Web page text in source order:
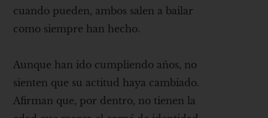
cuando pueden, ambos salen a bailar
como siempre han hecho.
Aunque han ido cumpliendo años, no
sienten que su actitud haya cambiado.
Afirman que, por dentro, no tienen la